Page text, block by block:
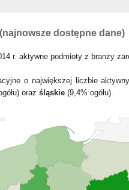
dostępne dane)
r. aktywne podmioty z branży
o największej liczbie
oraz śląskie (9,4% ogółu).